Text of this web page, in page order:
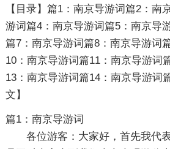
【目录】篇1：南京导游词篇2：南
游词篇4：南京导游词篇5：南京导
篇7：南京导游词篇8：南京导游词
10：南京导游词篇11：南京导游词
13：南京导游词篇14：南京导游词
文】
篇1：南京导游词
各位游客：大家好，首先我代